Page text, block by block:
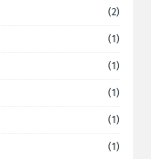
(2)
(1)
(1)
(1)
(1)
(1)